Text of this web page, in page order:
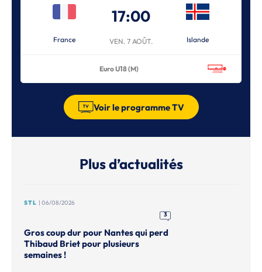
France
17:00
VEN. 7 AOÛT. Islande
Euro U18 (M)
Voir le programme TV
Plus d’actualités
STL | 06/08/2026
3
Gros coup dur pour Nantes qui perd
Thibaud Briet pour plusieurs
semaines !